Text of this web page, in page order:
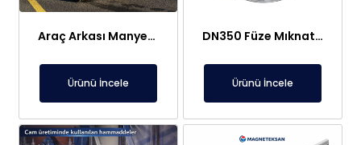
Araç Arkası Manyetik Süpürge – Liman, Fuar Alanı ve Otomotiv Fabrikaları İçin
Ürünü İncele
DN350 Füze Mıknatıs (Bullet Magnet) – Toz ve Alçı Hatlarında Tıkanma Yapmaz Manyetik Seperatör
Ürünü İncele